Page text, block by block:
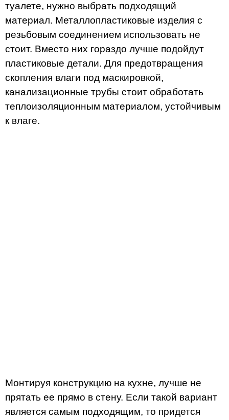
туалете, нужно выбрать подходящий
материал. Металлопластиковые изделия с
резьбовым соединением использовать не
стоит. Вместо них гораздо лучше подойдут
пластиковые детали. Для предотвращения
скопления влаги под маскировкой,
канализационные трубы стоит обработать
теплоизоляционным материалом, устойчивым
к влаге.
Монтируя конструкцию на кухне, лучше не
прятать ее прямо в стену. Если такой вариант
является самым подходящим, то придется